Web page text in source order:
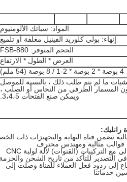
المواد: سبائك الألومنيوم
إنهاء: بولي كلوريد الفينيل مغلفة أو تلميع
الحجم المتوفر: FSB-880
العرض * الطول * الارتفاع
4 بوصة * 2 بوصة * 2-1 / 8 بوصة (54 ملم)
ما لم يتم طلب ذلك ، بالنسبة للموصل
المسمار الطرفي من النحاس أو الصلب ،
ويمكن صنع الفتحات 3،4،5.
رانليك:
خدماتنا